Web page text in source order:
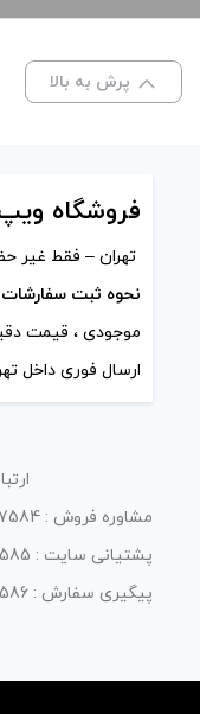
پرش به بالا
فروشگاه
تهران – فقط غیر
نحوه ثبت
موجودی ، قیمت
ارسال فوری داخل تهران 2 ساعت / دیگر شهرها 2
مشاوره فروش : 09353027584
پشتیانی سایت : 09353027585
پیگیری سفارش : 09353027586 (